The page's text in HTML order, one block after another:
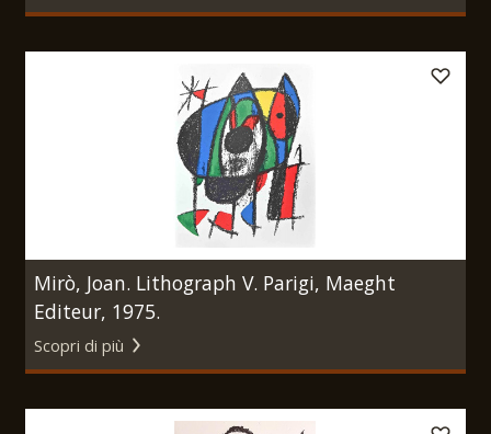
Mirò, Joan. Lithograph V. Parigi, Maeght
Editeur, 1975.
Scopri di più